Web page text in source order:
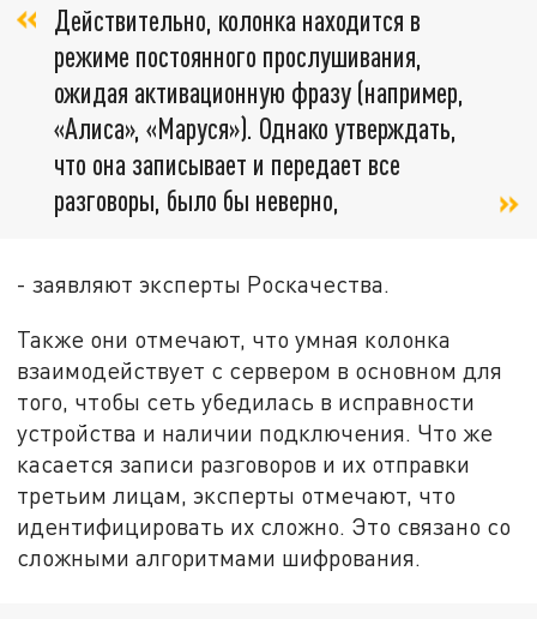
Действительно, колонка находится в
режиме постоянного прослушивания,
ожидая активационную фразу (например,
«Алиса», «Маруся»). Однако утверждать,
что она записывает и передает все
разговоры, было бы неверно,
- заявляют эксперты Роскачества.
Также они отмечают, что умная колонка
взаимодействует с сервером в основном для
того, чтобы сеть убедилась в исправности
устройства и наличии подключения. Что же
касается записи разговоров и их отправки
третьим лицам, эксперты отмечают, что
идентифицировать их сложно. Это связано со
сложными алгоритмами шифрования.